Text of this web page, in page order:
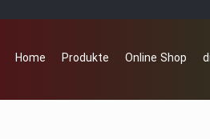
Home Produkte Online Shop